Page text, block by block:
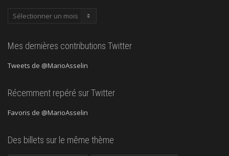
Publications
Mes dernières contributions Twitter
Tweets de @MarioAsselin
Récemment repéré sur Twitter
Favoris de @MarioAsselin
Des billets sur le même thème